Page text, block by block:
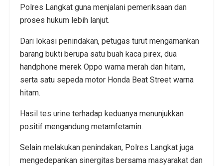
Polres Langkat guna menjalani pemeriksaan dan
proses hukum lebih lanjut.
Dari lokasi penindakan, petugas turut mengamankan
barang bukti berupa satu buah kaca pirex, dua
handphone merek Oppo warna merah dan hitam,
serta satu sepeda motor Honda Beat Street warna
hitam.
Hasil tes urine terhadap keduanya menunjukkan
positif mengandung metamfetamin.
Selain melakukan penindakan, Polres Langkat juga
mengedepankan sinergitas bersama masyarakat dan